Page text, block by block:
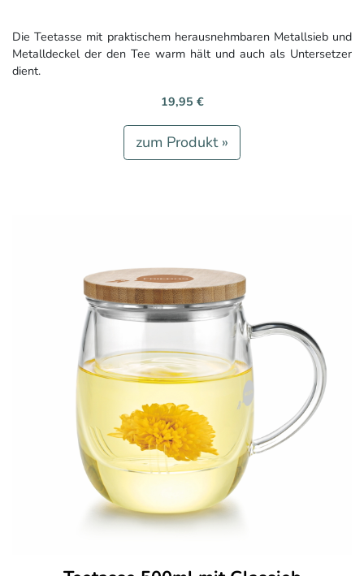
Die Teetasse mit praktischem herausnehmbaren Metallsieb und
Metalldeckel der den Tee warm hält und auch als Untersetzer
dient.
19,95 €
zum Produkt »